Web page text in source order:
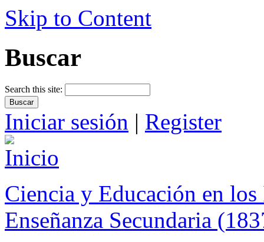
Skip to Content
Buscar
Search this site:
Iniciar sesión | Register
Ciencia y Educación en
Enseñanza Secundaria